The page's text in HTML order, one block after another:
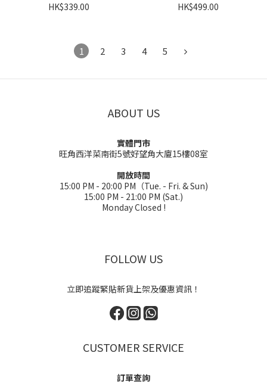
HK$339.00
HK$499.00
1 2 3 4 5
ABOUT US
實體門市
旺角西洋菜南街5號好望角大廈15樓08室
開放時間
15:00 PM - 20:00 PM（Tue. - Fri. & Sun)
15:00 PM - 21:00 PM (Sat.)
Monday Closed !
FOLLOW US
立即追蹤緊貼新貨上架及優惠資訊！
CUSTOMER SERVICE
訂單查詢